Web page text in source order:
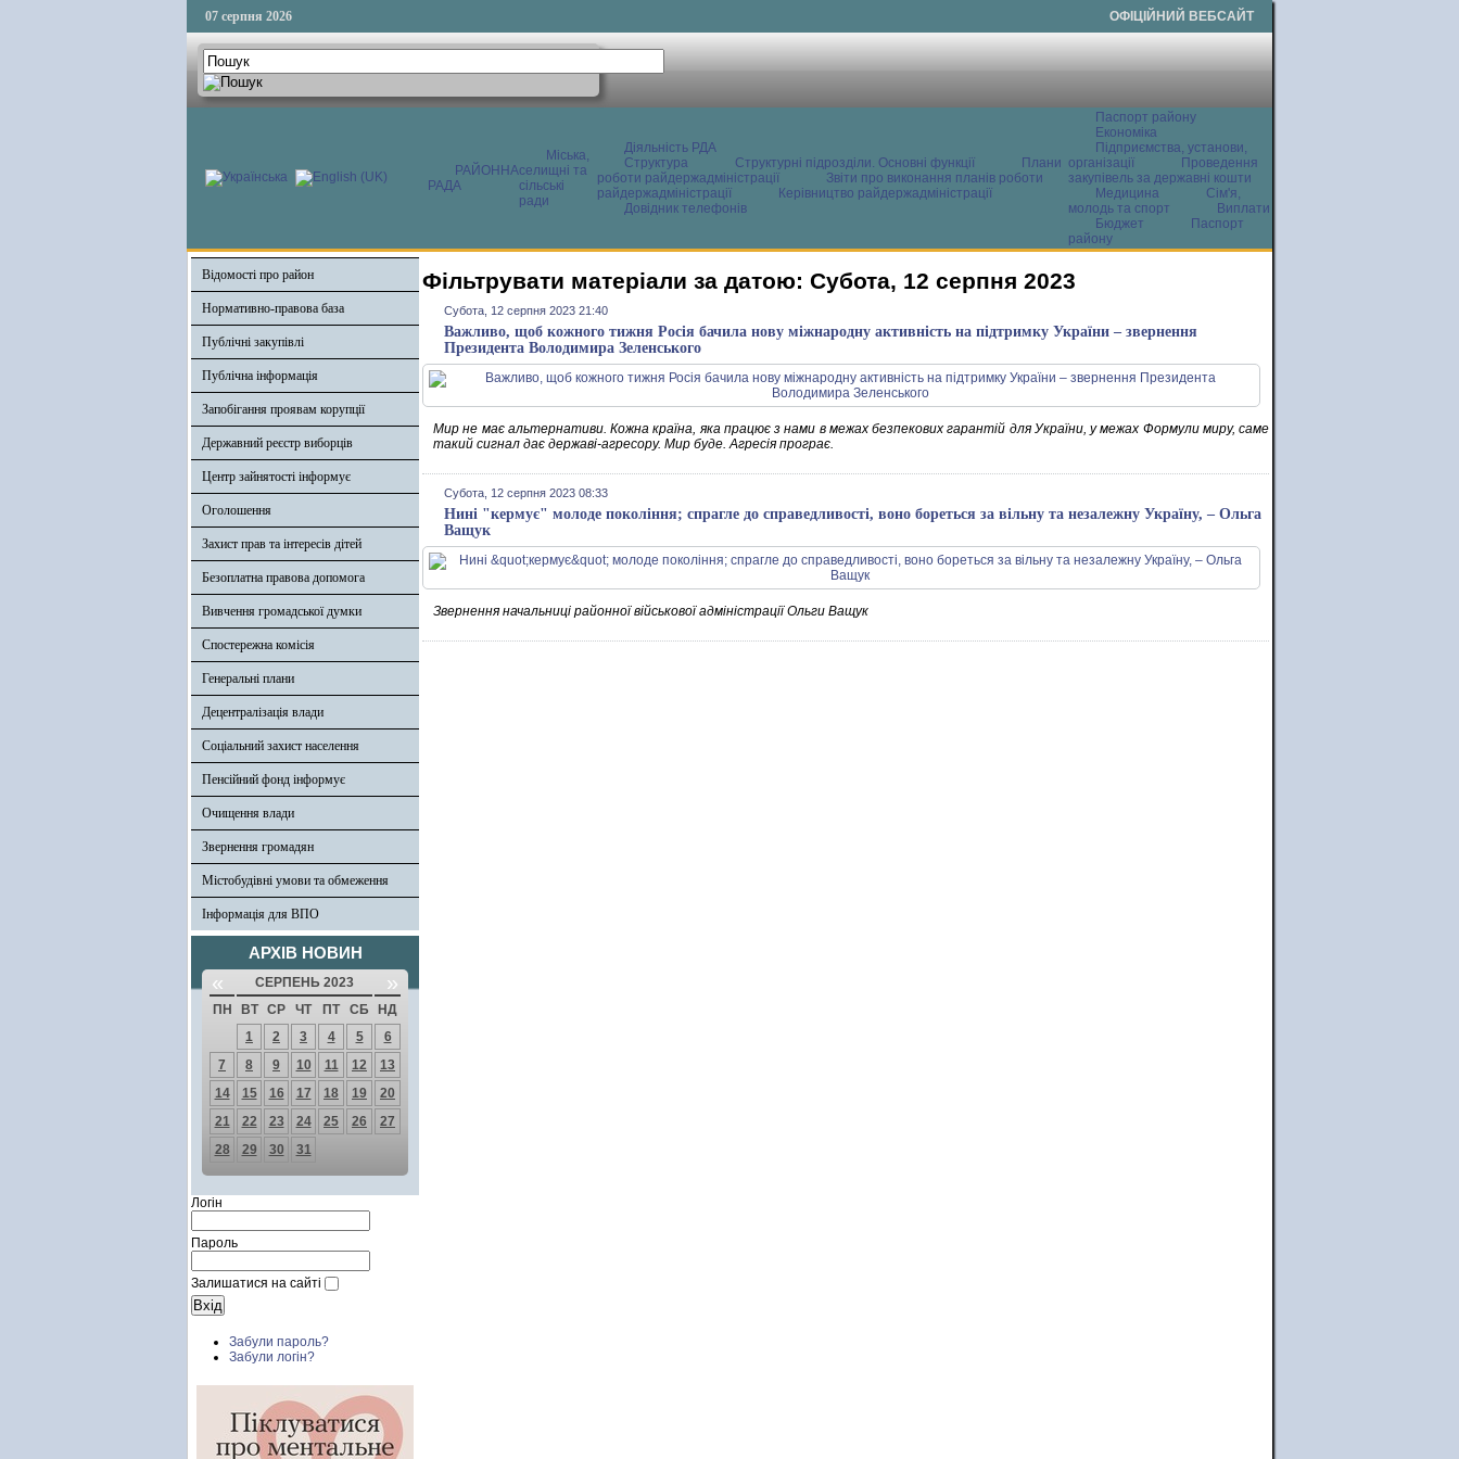
07 серпня 2026 ОФІЦІЙНИЙ ВЕБСАЙТ
РАЙОННА
РАДА
Міська,
селищні та
сільські
ради
Діяльність РДА
Структура
Структурні підрозділи. Основні функції
Плани
роботи райдержадміністрації
Звіти про виконання планів роботи
райдержадміністрації
Керівництво райдержадміністрації
Довідник телефонів
Паспорт району
Економіка
Підприємства, установи,
організації
Проведення
закупівель за державні кошти
Медицина
Сім'я,
молодь та спорт
Виплати
Бюджет
Паспорт
району
Відомості про район
Нормативно-правова база
Публічні закупівлі
Публічна інформація
Запобігання проявам корупції
Державний реєстр виборців
Центр зайнятості інформує
Оголошення
Захист прав та інтересів дітей
Безоплатна правова допомога
Вивчення громадської думки
Спостережна комісія
Генеральні плани
Децентралізація влади
Соціальний захист населення
Пенсійний фонд інформує
Очищення влади
Звернення громадян
Містобудівні умови та обмеження
Інформація для ВПО
АРХІВ НОВИН
« СЕРПЕНЬ 2023 »
ПН ВТ СР ЧТ ПТ СБ
НД
1
2 3 4 5
6
7
8 9 10 11 12
13
14
15 16 17 18 19
20
21
22 23 24 25 26
27
28
29 30 31
Логін
Пароль
Залишатися на сайті
Забули пароль?
Забули логін?
Фільтрувати матеріали за датою: Субота, 12 серпня 2023
Субота, 12 серпня 2023 21:40
Важливо, щоб кожного тижня Росія бачила нову міжнародну активність на підтримку України – звернення
Президента Володимира Зеленського
Мир не має альтернативи. Кожна країна, яка працює з нами в межах безпекових гарантій для України, у межах Формули миру, саме
такий сигнал дає державі-агресору. Мир буде. Агресія програє.
Субота, 12 серпня 2023 08:33
Нині "кермує" молоде покоління; спрагле до справедливості, воно бореться за вільну та незалежну Україну, – Ольга
Ващук
Звернення начальниці районної військової адміністрації Ольги Ващук